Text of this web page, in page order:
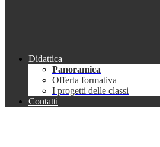
Didattica
Panoramica
Offerta formativa
I progetti delle classi
Contatti